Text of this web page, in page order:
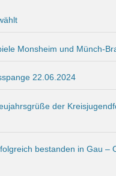
Monsheim und Münch-
22.06.2024
der
bestanden in Gau –